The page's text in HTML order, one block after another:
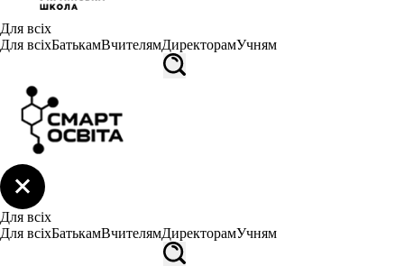
Для всіх
Для всіхБатькамВчителямДиректорамУчням
Для всіх
Для всіхБатькамВчителямДиректорамУчням